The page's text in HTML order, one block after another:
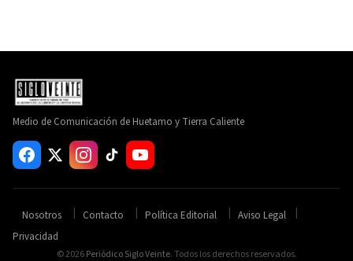
Medio de Comunicación de Huetamo y Tierra Caliente
Nosotros Contacto Política Editorial
Aviso Legal
Privacidad
© 2026Periódico Siglo Veinte. Todos los derechos reservados.